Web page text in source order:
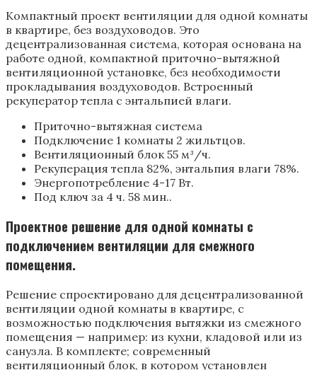
Компактный проект вентиляции для одной комнаты
в квартире, без воздуховодов. Это
децентрализованная система, которая основана на
работе одной, компактной приточно-вытяжной
вентиляционной установке, без необходимости
прокладывания воздуховодов. Встроенный
рекуператор тепла с энтальпией влаги.
Приточно-вытяжная система
Подключение 1 комнаты 2 жильтцов.
Вентиляционный блок 55 м³/ч.
Рекуперация тепла 82%, энтальпия влаги 78%.
Энергопотребление 4-17 Вт.
Под ключ за 4 ч. 58 мин..
Проектное решение для одной комнаты с
подключением вентиляции для смежного
помещения.
Решение спроектировано для децентрализованной
вентиляции одной комнаты в квартире, с
возможностью подключения вытяжки из смежного
помещения — например: из кухни, кладовой или из
санузла. В комплекте; современный
вентиляционный блок, в котором установлен